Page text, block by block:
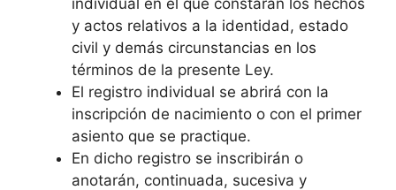
individual en el que constarán los hechos
y actos relativos a la identidad, estado
civil y demás circunstancias en los
términos de la presente Ley.
El registro individual se abrirá con la
inscripción de nacimiento o con el primer
asiento que se practique.
En dicho registro se inscribirán o
anotarán, continuada, sucesiva y